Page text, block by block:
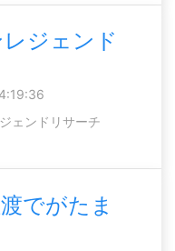
ジェンド
ェンドリサーチ
でがたま